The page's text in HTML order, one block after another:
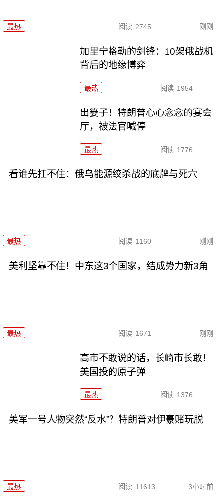
最热 阅读 2745 刚刚
加里宁格勒的剑锋：10架俄战机
背后的地缘博弈
最热 阅读 1954
出篓子！特朗普心心念念的宴会
厅，被法官喊停
最热 阅读 1776
看谁先扛不住：俄乌能源绞杀战的底牌与死穴
最热 阅读 1160 刚刚
美利坚靠不住！中东这3个国家，结成势力新3角
最热 阅读 1671 刚刚
高市不敢说的话，长崎市长敢！
美国投的原子弹
最热 阅读 1376
美军一号人物突然“反水”？特朗普对伊豪赌玩脱
最热 阅读 11613 3小时前